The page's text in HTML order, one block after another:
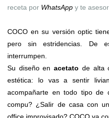
receta por WhatsApp y te
COCO en su versión optic
pero sin estridencias. De
interrumpen.
Su diseño enacetato de alta
estética: lo vas a sentir
acompañarte en todo tipo de
compu? ¿Salir de casa con
office improvisado? COCO va